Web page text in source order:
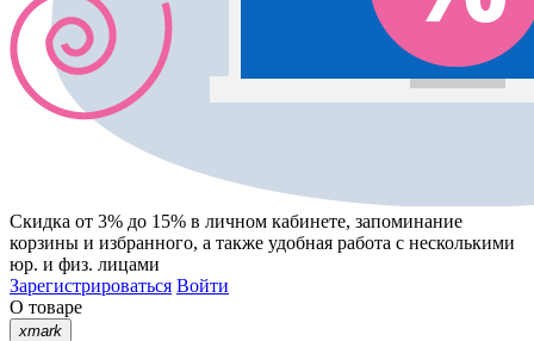
Скидка от 3% до 15% в личном кабинете, запоминание
корзины и избранного, а также удобная работа с несколькими
юр. и физ. лицами
Зарегистрироваться Войти
О товаре
xmark